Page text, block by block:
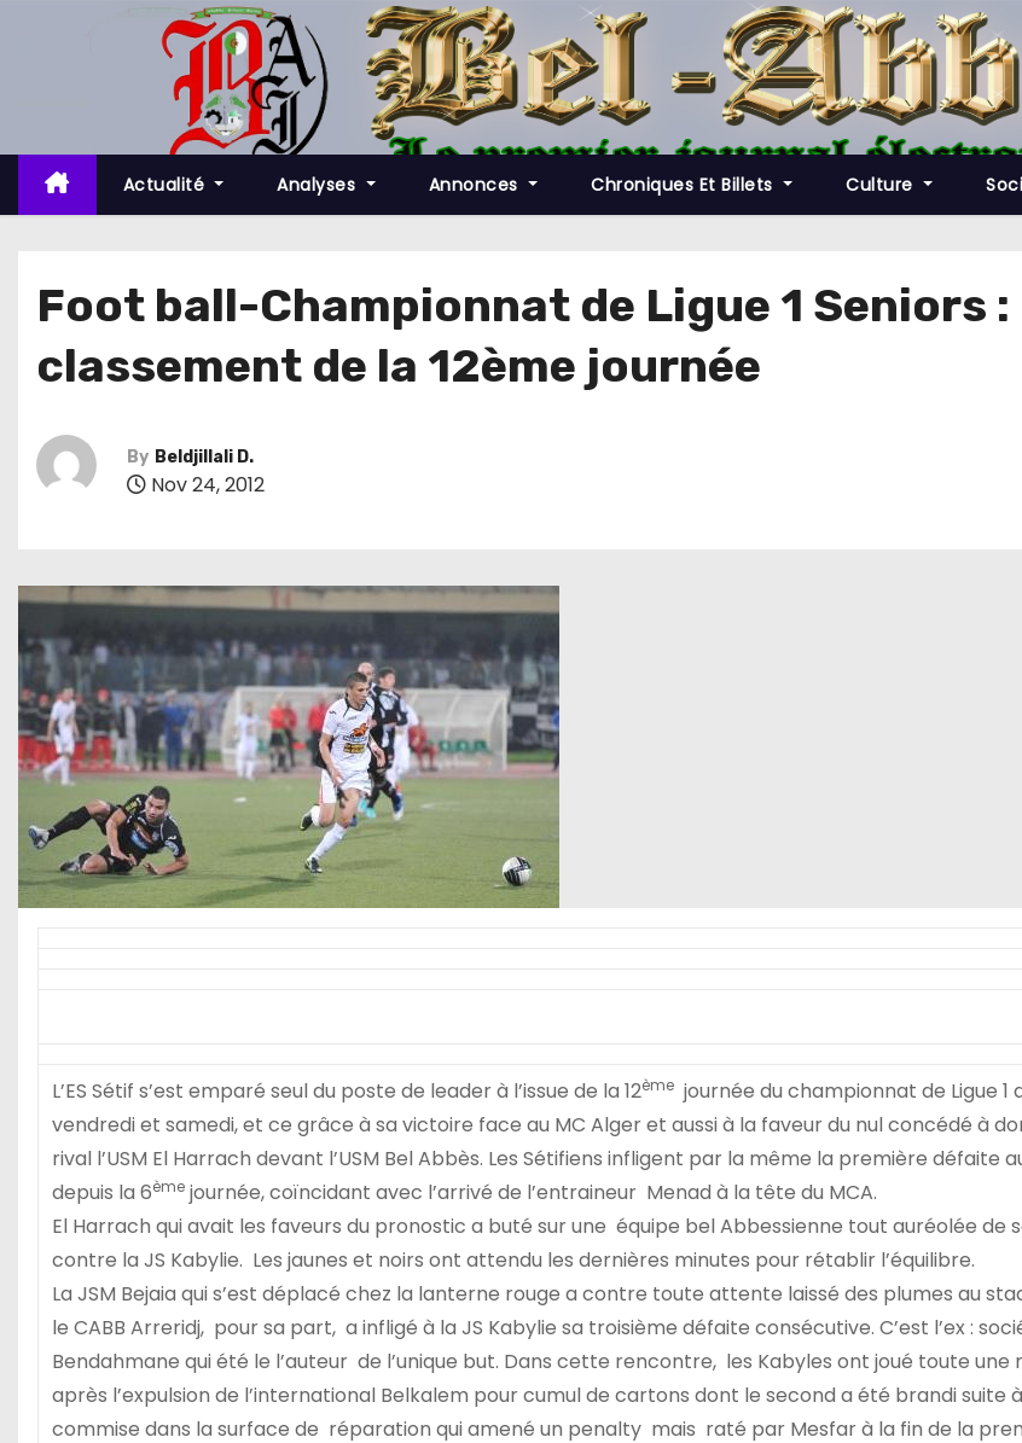
t
c
Actualité Analyses Annonces Chroniques Et Billets Culture
Foot ball-Championnat de Ligue 1 Seniors
classement de la 12ème journée
By Beldjillali D.
Nov 24, 2012
L’ES Sétif s’est emparé seul du poste de leader à l’issue de la 12ème journée du championnat de Ligue 1
vendredi et samedi, et ce grâce à sa victoire face au MC Alger et aussi à la faveur du nul concédé à
rival l’USM El Harrach devant l’USM Bel Abbès. Les Sétifiens infligent par la même la première défaite
depuis la 6ème journée, coïncidant avec l’arrivé de l’entraineur Menad à la tête du MCA.
El Harrach qui avait les faveurs du pronostic a buté sur une équipe bel Abbessienne tout auréolée de
contre la JS Kabylie. Les jaunes et noirs ont attendu les dernières minutes pour rétablir l’équilibre.
La JSM Bejaia qui s’est déplacé chez la lanterne rouge a contre toute attente laissé des plumes au
le CABB Arreridj, pour sa part, a infligé à la JS Kabylie sa troisième défaite consécutive. C’est l’ex :
Bendahmane qui été le l’auteur de l’unique but. Dans cette rencontre, les Kabyles ont joué toute une
après l’expulsion de l’international Belkalem pour cumul de cartons dont le second a été brandi suite
commise dans la surface de réparation qui amené un penalty mais raté par Mesfar à la fin de la